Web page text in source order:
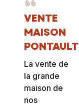
VENTE
MAISON
PONTAULT
La vente de
la grande
maison de
nos